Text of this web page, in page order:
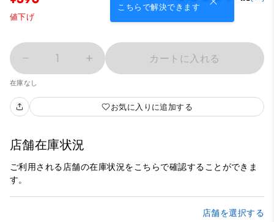
こちらで解決できます
値下げ
1 カートに入れる
在庫なし
お気に入りに追加する
店舗在庫状況
ご利用される店舗の在庫状況をこちらで確認することができま
す。
店舗を選択する